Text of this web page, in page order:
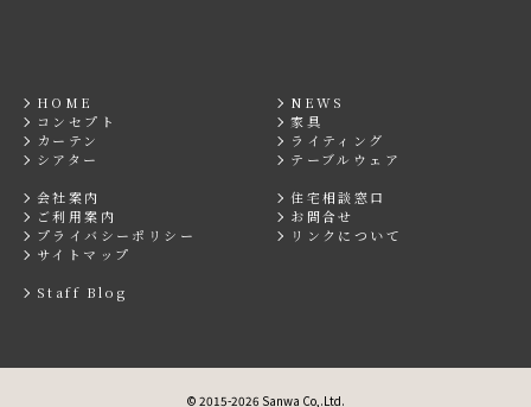
HOME
NEWS
コンセプト
家具
カーテン
ライティング
シアター
テーブルウェア
会社案内
住宅相談窓口
ご利用案内
お問合せ
プライバシーポリシー
リンクについて
サイトマップ
Staff Blog
© 2015-2026 Sanwa Co,.Ltd.